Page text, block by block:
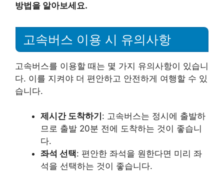
방법을 알아보세요.
고속버스 이용 시 유의사항
고속버스를 이용할 때는 몇 가지 유의사항이 있습니
다. 이를 지켜야 더 편안하고 안전하게 여행할 수 있
습니다.
제시간 도착하기 : 고속버스는 정시에 출발하
므로 출발 20분 전에 도착하는 것이 좋습니
다.
좌석 선택: 편안한 좌석을 원한다면 미리 좌
석을 선택하는 것이 좋습니다.